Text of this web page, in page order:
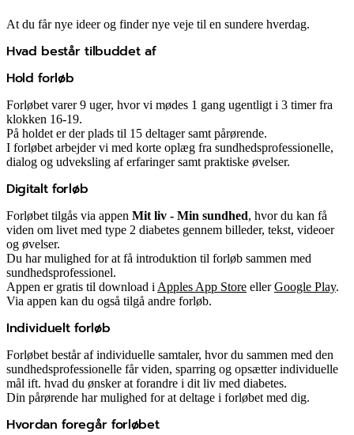
At du får nye ideer og finder nye veje til en sundere hverdag.
Hvad består tilbuddet af
Hold forløb
Forløbet varer 9 uger, hvor vi mødes 1 gang ugentligt i 3 timer fra
klokken 16-19.
På holdet er der plads til 15 deltager samt pårørende.
I forløbet arbejder vi med korte oplæg fra sundhedsprofessionelle,
dialog og udveksling af erfaringer samt praktiske øvelser.
Digitalt forløb
Forløbet tilgås via appen Mit liv - Min sundhed, hvor du kan få
viden om livet med type 2 diabetes gennem billeder, tekst, videoer
og øvelser.
Du har mulighed for at få introduktion til forløb sammen med
sundhedsprofessionel.
Appen er gratis til download i Apples App Store ellerGoogle Play.
Via appen kan du også tilgå andre forløb.
Individuelt forløb
Forløbet består af individuelle samtaler, hvor du sammen med den
sundhedsprofessionelle får viden, sparring og opsætter individuelle
mål ift. hvad du ønsker at forandre i dit liv med diabetes.
Din pårørende har mulighed for at deltage i forløbet med dig.
Hvordan foregår forløbet